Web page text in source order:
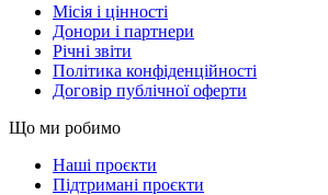
Місія і цінності
Донори і партнери
Річні звіти
Політика конфіденційності
Договір публічної оферти
Що ми робимо
Наші проєкти
Підтримані проєкти